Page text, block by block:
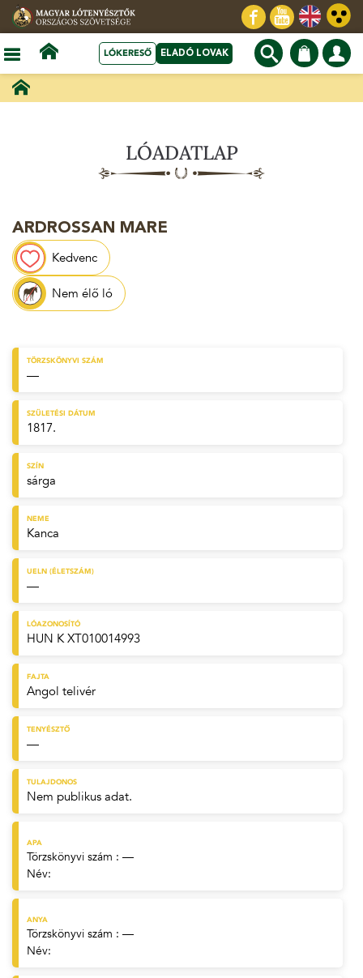
LÓKERESŐ ELADÓ LOVAK
LÓADATLAP
ARDROSSAN MARE
Kedvenc
Nem élő ló
TÖRZSKÖNYVI SZÁM
—
SZÜLETÉSI DÁTUM
1817.
SZÍN
sárga
NEME
Kanca
UELN (ÉLETSZÁM)
—
LÓAZONOSÍTÓ
HUN K XT010014993
FAJTA
Angol telivér
TENYÉSZTŐ
—
TULAJDONOS
Nem publikus adat.
APA
Törzskönyvi szám : —
Név:
ANYA
Törzskönyvi szám : —
Név: